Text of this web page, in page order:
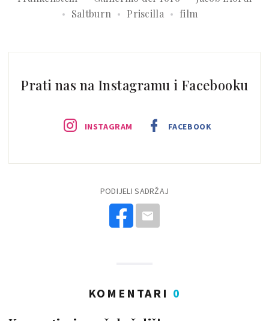
Saltburn
Priscilla film
Prati nas na Instagramu i Facebooku
INSTAGRAM FACEBOOK
PODIJELI SADRŽAJ
KOMENTARI 0